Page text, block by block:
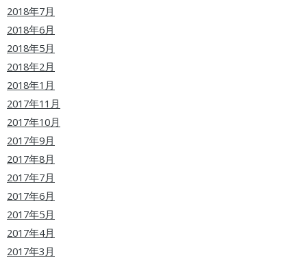
2018年7月
2018年6月
2018年5月
2018年2月
2018年1月
2017年11月
2017年10月
2017年9月
2017年8月
2017年7月
2017年6月
2017年5月
2017年4月
2017年3月